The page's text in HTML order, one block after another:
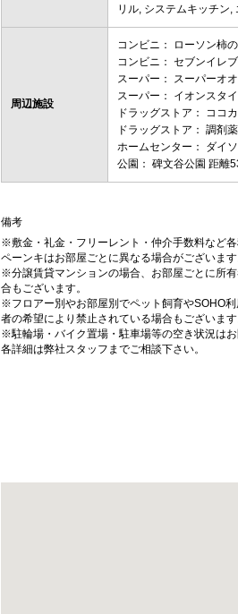
リル, システムキッチン
周辺施設
コンビニ： ローソン柿
コンビニ： セブンイレ
スーパー： スーパーオ
スーパー： イオンスタ
ドラッグストア： ココ
ドラッグストア： 調剤
ホームセンター： ダイ
公園： 碑文谷公園 距離
備考
※敷金・礼金・フリーレント・仲介手数料など
ペーンキはお部屋ごとに異なる場合がございます
※分譲賃貸マンションの場合、お部屋ごとに所
合もございます。
※フロアー別やお部屋別でペット飼育やSOHO
者の希望により禁止されている場合もございます
※駐輪場・バイク置場・駐車場等の空き状況はお
各詳細は弊社スタッフまでご相談下さい。